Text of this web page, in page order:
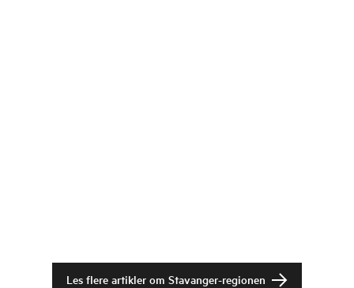
Les flere artikler om Stavanger-regionen